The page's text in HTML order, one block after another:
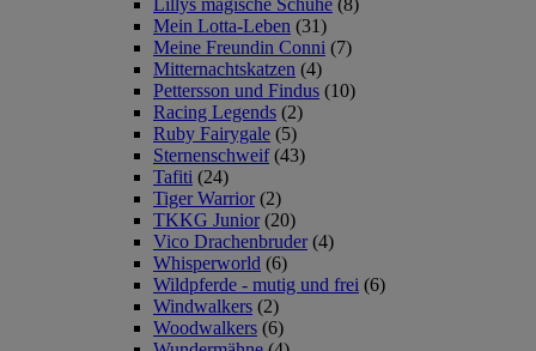
Mein Lotta-Leben (31)
Meine Freundin Conni (7)
Mitternachtskatzen (4)
Pettersson und Findus (10)
Racing Legends (2)
Ruby Fairygale (5)
Sternenschweif (43)
Tafiti (24)
Tiger Warrior (2)
TKKG Junior (20)
Vico Drachenbruder (4)
Whisperworld (6)
Wildpferde - mutig und frei (6)
Windwalkers (2)
Woodwalkers (6)